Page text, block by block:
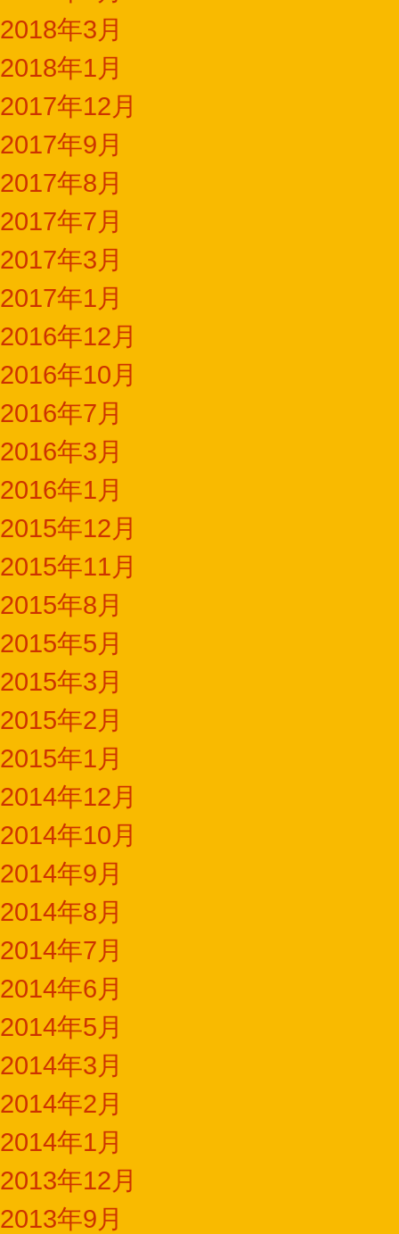
2018年3月
2018年1月
2017年12月
2017年9月
2017年8月
2017年7月
2017年3月
2017年1月
2016年12月
2016年10月
2016年7月
2016年3月
2016年1月
2015年12月
2015年11月
2015年8月
2015年5月
2015年3月
2015年2月
2015年1月
2014年12月
2014年10月
2014年9月
2014年8月
2014年7月
2014年6月
2014年5月
2014年3月
2014年2月
2014年1月
2013年12月
2013年9月